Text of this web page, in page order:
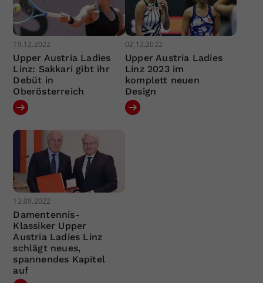
19.12.2022
Upper Austria Ladies
Linz: Sakkari gibt ihr
Debüt in
Oberösterreich
02.12.2022
Upper Austria Ladies
Linz 2023 im
komplett neuen
Design
12.09.2022
Damentennis-
Klassiker Upper
Austria Ladies Linz
schlägt neues,
spannendes Kapitel
auf